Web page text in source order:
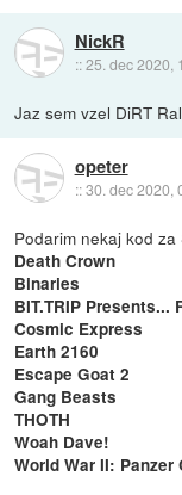
NickR
::25. dec 2020,
Jaz sem vzel DiRT
opeter
::30. dec 2020,
Podarim nekaj kod za
Death Crown
Binaries
BIT.TRIP Presents...
Cosmic Express
Earth 2160
Escape Goat 2
Gang Beasts
THOTH
Woah Dave!
World War II: Panzer